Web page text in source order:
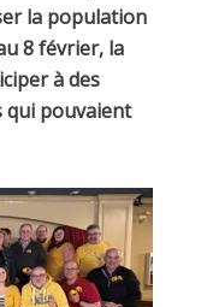
la population
8 février, la
à des
qui pouvaient